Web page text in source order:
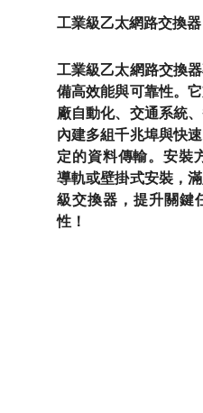
工業級乙太網路交換器
工業級乙太網路交換
備高效能與可靠性。
廠自動化、交通系統
內建多組千兆埠與快
定的資料傳輸。安裝
導軌或壁掛式安裝，
級交換器，提升關鍵
性！